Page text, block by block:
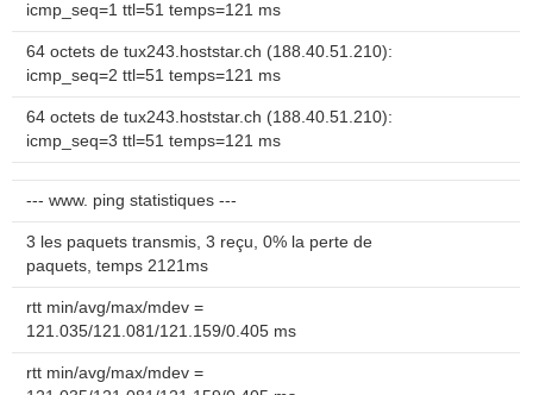
icmp_seq=1 ttl=51 temps=121 ms
64 octets de tux243.hoststar.ch (188.40.51.210):
icmp_seq=2 ttl=51 temps=121 ms
64 octets de tux243.hoststar.ch (188.40.51.210):
icmp_seq=3 ttl=51 temps=121 ms
--- www. ping statistiques ---
3 les paquets transmis, 3 reçu, 0% la perte de
paquets, temps 2121ms
rtt min/avg/max/mdev =
121.035/121.081/121.159/0.405 ms
rtt min/avg/max/mdev =